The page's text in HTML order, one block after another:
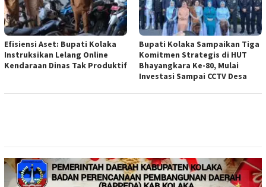
Efisiensi Aset: Bupati Kolaka
Instruksikan Lelang Online
Kendaraan Dinas Tak Produktif
Bupati Kolaka Sampaikan Tiga
Komitmen Strategis di HUT
Bhayangkara Ke-80, Mulai
Investasi Sampai CCTV Desa